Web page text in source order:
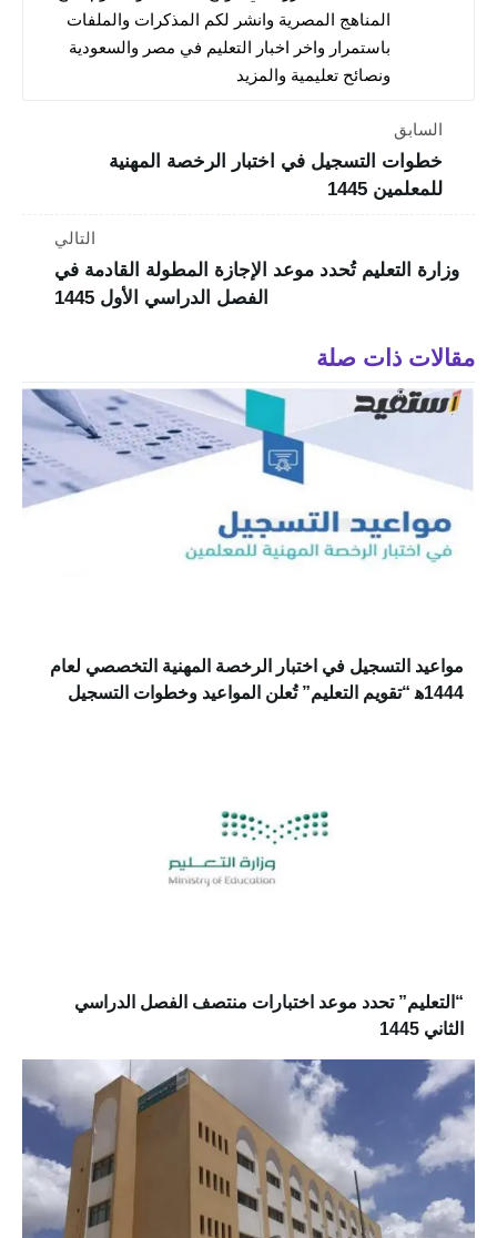
المناهج المصرية وانشر لكم المذكرات والملفات
باستمرار واخر اخبار التعليم في مصر والسعودية
ونصائح تعليمية والمزيد
السابق
خطوات التسجيل في اختبار الرخصة المهنية
للمعلمين 1445
التالي
وزارة التعليم تُحدد موعد الإجازة المطولة القادمة في
الفصل الدراسي الأول 1445
مقالات ذات صلة
مواعيد التسجيل في اختبار ‎الرخصة المهنية التخصصي لعام
1444ه‍ “تقويم التعليم” تُعلن المواعيد وخطوات التسجيل
“التعليم” تحدد موعد اختبارات منتصف الفصل الدراسي
الثاني 1445